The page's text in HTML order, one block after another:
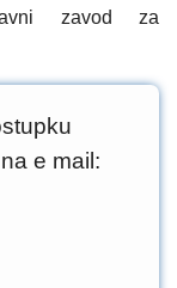
zavod za
e mail: